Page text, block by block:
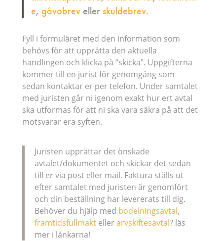
e, gåvobreveller skuldebrev.
Fyll i formuläret med den information som
behövs för att upprätta den aktuella
handlingen och klicka på “skicka”. Uppgifterna
kommer till en jurist för genomgång som
sedan kontaktar er per telefon. Under samtalet
med juristen går ni igenom exakt hur ert avtal
ska utformas för att ni ska vara säkra på att det
motsvarar era syften.
Juristen upprättar det önskade
avtalet/dokumentet och skickar det sedan
till er via post eller mail. Faktura ställs ut
efter samtalet med juristen är genomfört
och din beställning har levererats till dig.
Behöver du hjälp med bodelningsavtal,
framtidsfullmaktellerarvskiftesavtal? läs
mer i länkarna!